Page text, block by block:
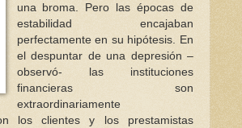
una broma. Pero las épocas de
estabilidad encajaban
perfectamente en su hipótesis. En
el despuntar de una depresión –
observó- las instituciones
financieras son
extraordinariamente
los clientes y los prestamistas